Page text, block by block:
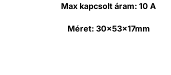
Max kapcsolt áram: 10 A
Méret: 30x53x17mm